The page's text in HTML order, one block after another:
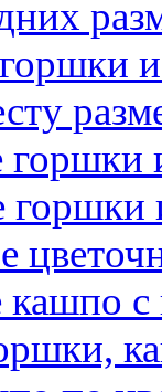
горшки
горшки
с